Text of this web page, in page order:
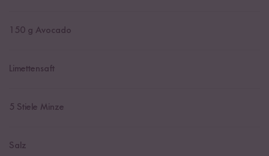
150 g Avocado
Limettensaft
5 Stiele Minze
Salz